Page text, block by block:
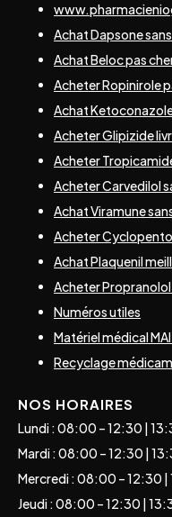
Achat Dapsone
Achat Beloc pas
Acheter Ropinirole
Achat
Acheter Glipizide
Acheter
Acheter Carvedilol
Achat Viramune
Acheter
Achat Plaquenil
Acheter
Numéros utiles
Matériel médical
Recyclage
NOS HORAIRES
Lundi : 08:00 – 12:30 |
Mardi : 08:00 – 12:30 |
Mercredi : 08:00 – 12:30 |
Jeudi : 08:00 – 12:30 |